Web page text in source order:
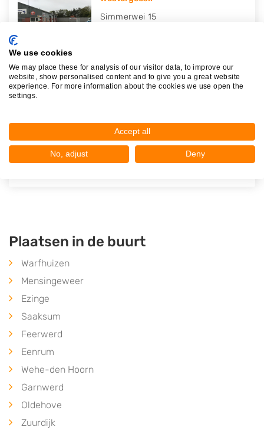
Simmerwei 15
Zoom 8
9231DX Surhuisterveen
Plaatsen in de buurt
Warfhuizen
Mensingeweer
Ezinge
Saaksum
Feerwerd
Eenrum
Wehe-den Hoorn
Garnwerd
Oldehove
Zuurdijk
We use cookies
We may place these for analysis of our visitor data, to improve our
website, show personalised content and to give you a great website
experience. For more information about the cookies we use open the
settings.
Accept all
No, adjust Deny